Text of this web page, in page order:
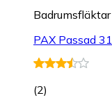
Badrumsfläktar
PAX Passad 31
(2)